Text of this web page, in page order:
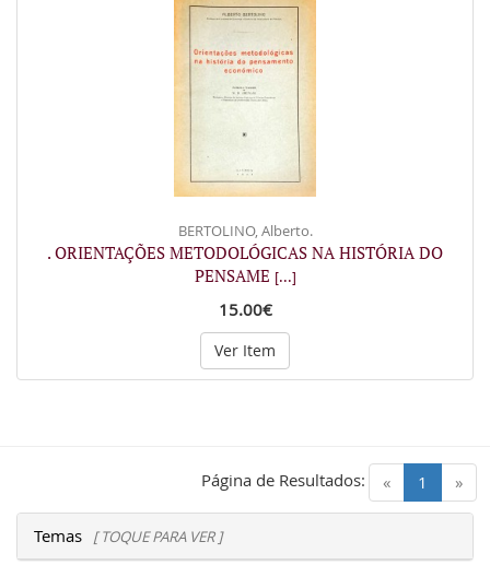
BERTOLINO, Alberto.
. ORIENTAÇÕES METODOLÓGICAS NA HISTÓRIA DO
PENSAME [...]
15.00€
Ver Item
« 1 (current)
»
Página de Resultados:
Temas [ TOQUE PARA VER ]